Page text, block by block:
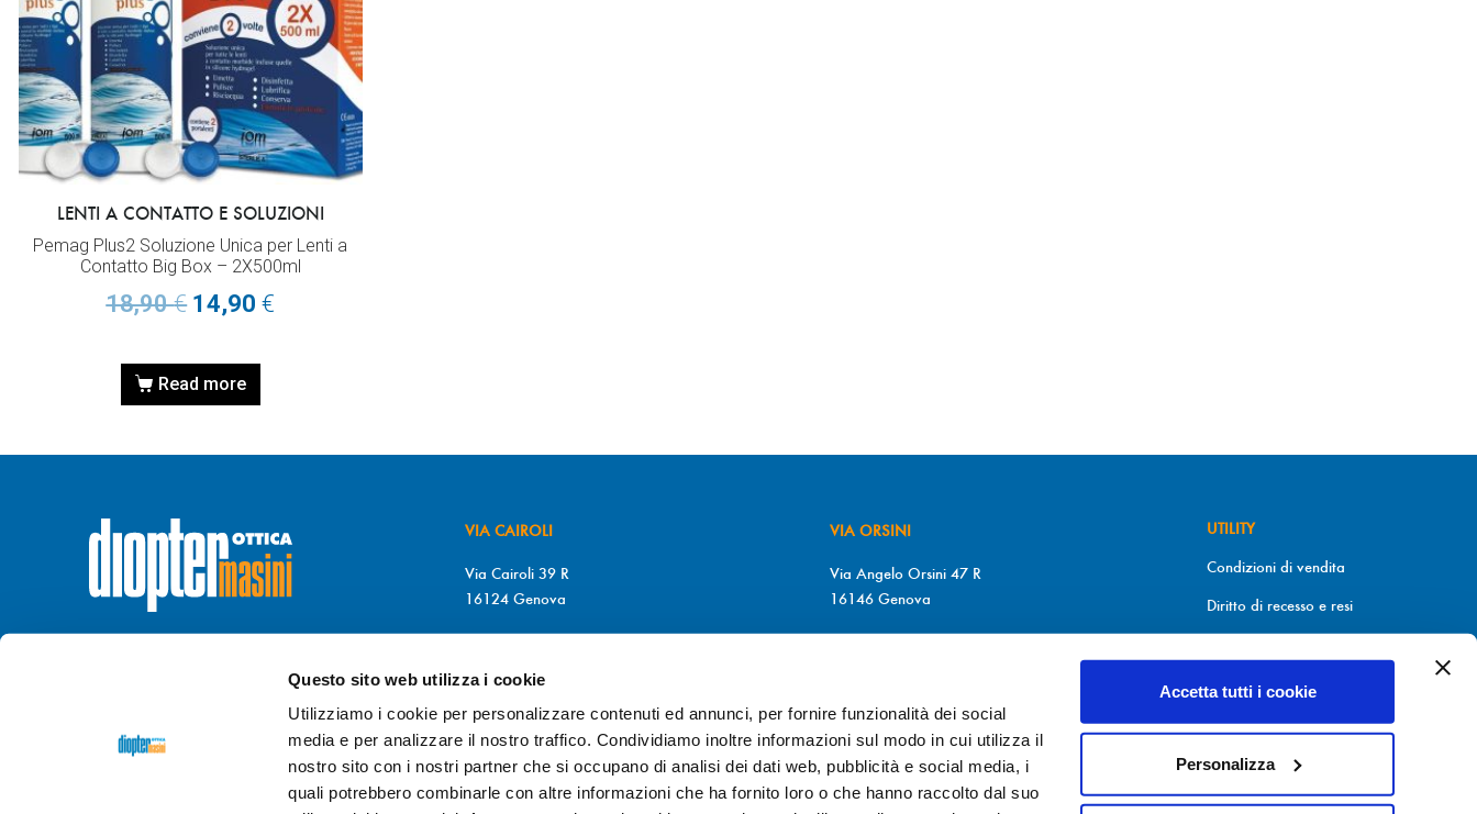
Questo sito web utilizza i cookie
Utilizziamo i cookie per personalizzare contenuti ed annunci, per fornire funzionalità dei social
media e per analizzare il nostro traffico. Condividiamo inoltre informazioni sul modo in cui utilizza il
nostro sito con i nostri partner che si occupano di analisi dei dati web, pubblicità e social media, i
quali potrebbero combinarle con altre informazioni che ha fornito loro o che hanno raccolto dal suo
Accetta tutti i cookie
Personalizza
LENTI A CONTATTO E SOLUZIONI
Pemag Plus2 Soluzione Unica per Lenti a
Contatto Big Box – 2X500ml
18,90€ 14,90€
Read more
VIA CAIROLI
Via Cairoli 39 R
16124 Genova
da MARTEDÌ a SABATO
9.00/12.30 – 15.30/19.30
GIOVEDÌ
9.00/19.30
VIA ORSINI
Via Angelo Orsini 47 R
16146 Genova
Da LUNEDÌ a GIOVEDÌ
9.00/12.30 – 15.30/19.30
VENERDÌ
9.00/19.30
UTILITY
Condizioni di vendita
Diritto di recesso e resi
Informativa sui cookies
Informativa sulla Privacy